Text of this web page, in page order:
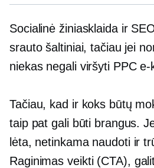
Socialinė žiniasklaida ir
srauto šaltiniai, tačiau jei
niekas negali viršyti PPCe-
Tačiau, kad ir koks būtų
taip pat gali būti brangus.
lėta, netinkama naudoti ir
Raginimas veikti(CTA),